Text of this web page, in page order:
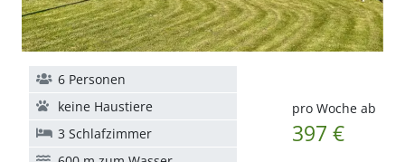
pro Woche ab
397 €
6 Personen
keine Haustiere
3 Schlafzimmer